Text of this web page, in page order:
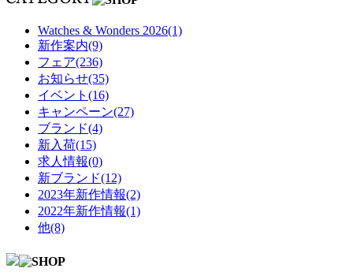
Watches & Wonders 2026(1)
新作案内(9)
フェア(236)
お知らせ(35)
イベント(16)
キャンペーン(27)
ブランド(4)
新入荷(15)
求人情報(0)
新ブランド(12)
2023年新作情報(2)
2022年新作情報(1)
他(8)